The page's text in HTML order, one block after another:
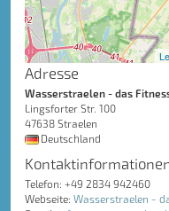
Adresse
Wasserstraelen - das
Lingsforter Str. 100
47638 Straelen
Deutschland
Telefon: +49 2834 942460
Webseite: Wasserstraelen -